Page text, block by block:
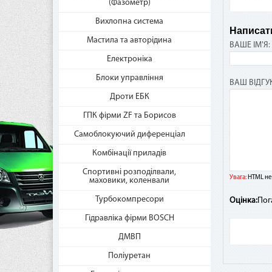
(Фазометр)
Вихлопна система
Мастила та авторідина
Електроніка
Блоки управління
Дроти ЕБК
ГПК фірми ZF та Борисов
Самоблокуючий диференціал
Комбінації приладів
Спортивні розподілвали,
маховики, коленвали
Турбокомпресори
Гідравліка фірми BOSCH
ДМВП
Поліуретан
ВАШЕ ІМ'Я:
ВАШ
Увага: HTML
Оцінка: